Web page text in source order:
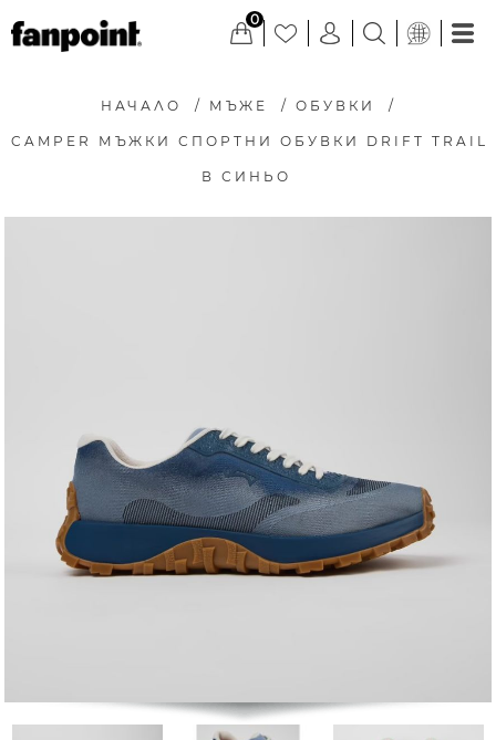
0
НАЧАЛО / МЪЖЕ / ОБУВКИ /
CAMPER МЪЖКИ СПОРТНИ ОБУВКИ DRIFT TRAIL
В СИНЬО